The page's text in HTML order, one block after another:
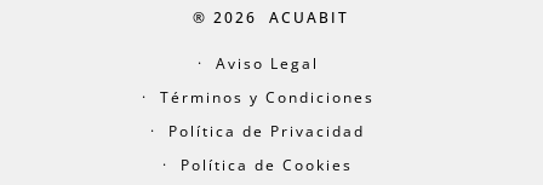
® 2026ACUABIT
Aviso Legal
Términos y Condiciones
Política de Privacidad
Política de Cookies